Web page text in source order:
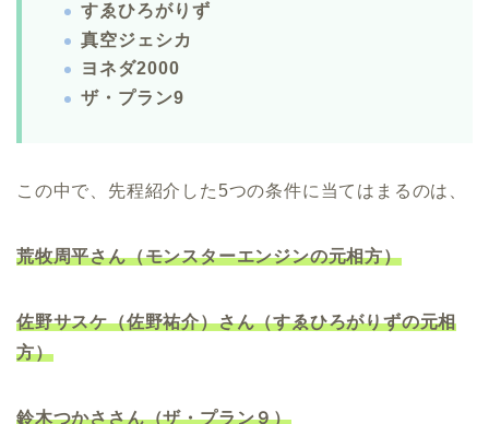
すゑひろがりず
真空ジェシカ
ヨネダ2000
ザ・プラン9
この中で、先程紹介した5つの条件に当てはまるのは、
荒牧周平さん（モンスターエンジンの元相方）
佐野サスケ（佐野祐介）さん（すゑひろがりずの元相
方）
鈴木つかささん（ザ・プラン９）